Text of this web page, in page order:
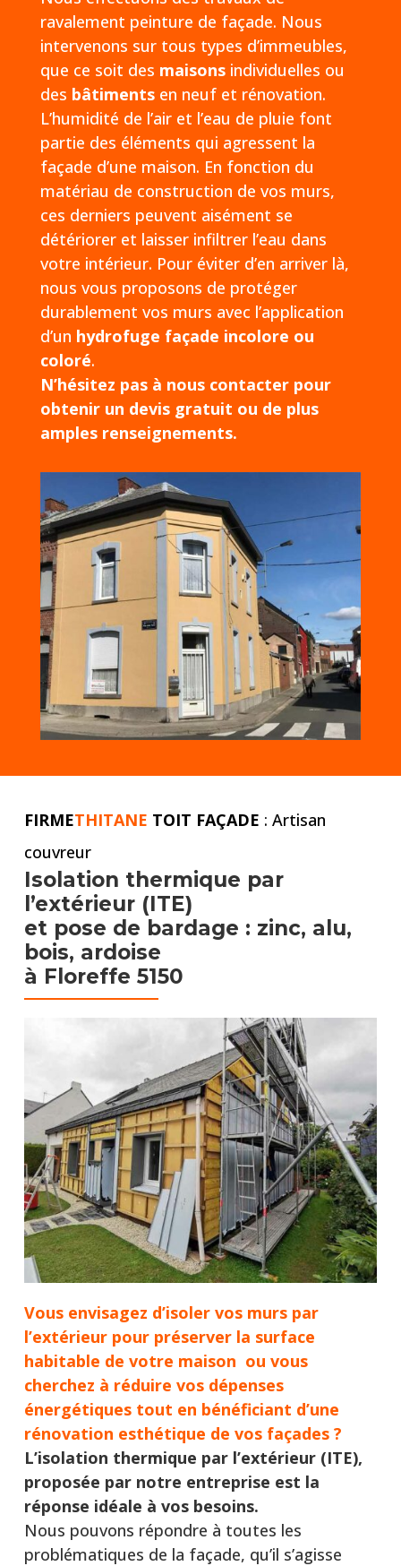
ravalement peinture de façade. Nous
intervenons sur tous types d’immeubles,
que ce soit des maisonsindividuelles ou
des bâtimentsen neuf et rénovation.
L’humidité de l’air et l’eau de pluie font
partie des éléments qui agressent la
façade d’une maison. En fonction du
matériau de construction de vos murs,
ces derniers peuvent aisément se
détériorer et laisser infiltrer l’eau dans
votre intérieur. Pour éviter d’en arriver là,
nous vous proposons de protéger
durablement vos murs avec l’application
d’un hydrofuge façade incolore ou
coloré.
N’hésitez pas à nous contacter pour
obtenir un devis gratuit ou de plus
amples renseignements.
FIRMETHITANE TOIT FAÇADE : Artisan
couvreur
Isolation thermique par
l’extérieur (ITE)
et pose de bardage : zinc, alu,
bois, ardoise
à Floreffe 5150
Vous envisagez d’isoler vos murs par
l’extérieur pour préserver la surface
habitable de votre maison ou vous
cherchez à réduire vos dépenses
énergétiques tout en bénéficiant d’une
rénovation esthétique de vos façades ?
L’isolation thermique par l’extérieur (ITE),
proposée par notre entreprise est la
réponse idéale à vos besoins.
Nous pouvons répondre à toutes les
problématiques de la façade, qu’il s’agisse